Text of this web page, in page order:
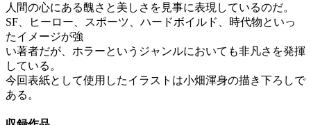
人間の心にある醜さと美しさを見事に表現しているのだ。
SF、ヒーロー、スポーツ、ハードボイルド、時代物といっ
たイメージが強
い著者だが、ホラーというジャンルにおいても非凡さを発揮
している。
今回表紙として使用したイラストは小畑渾身の描き下ろしで
ある。